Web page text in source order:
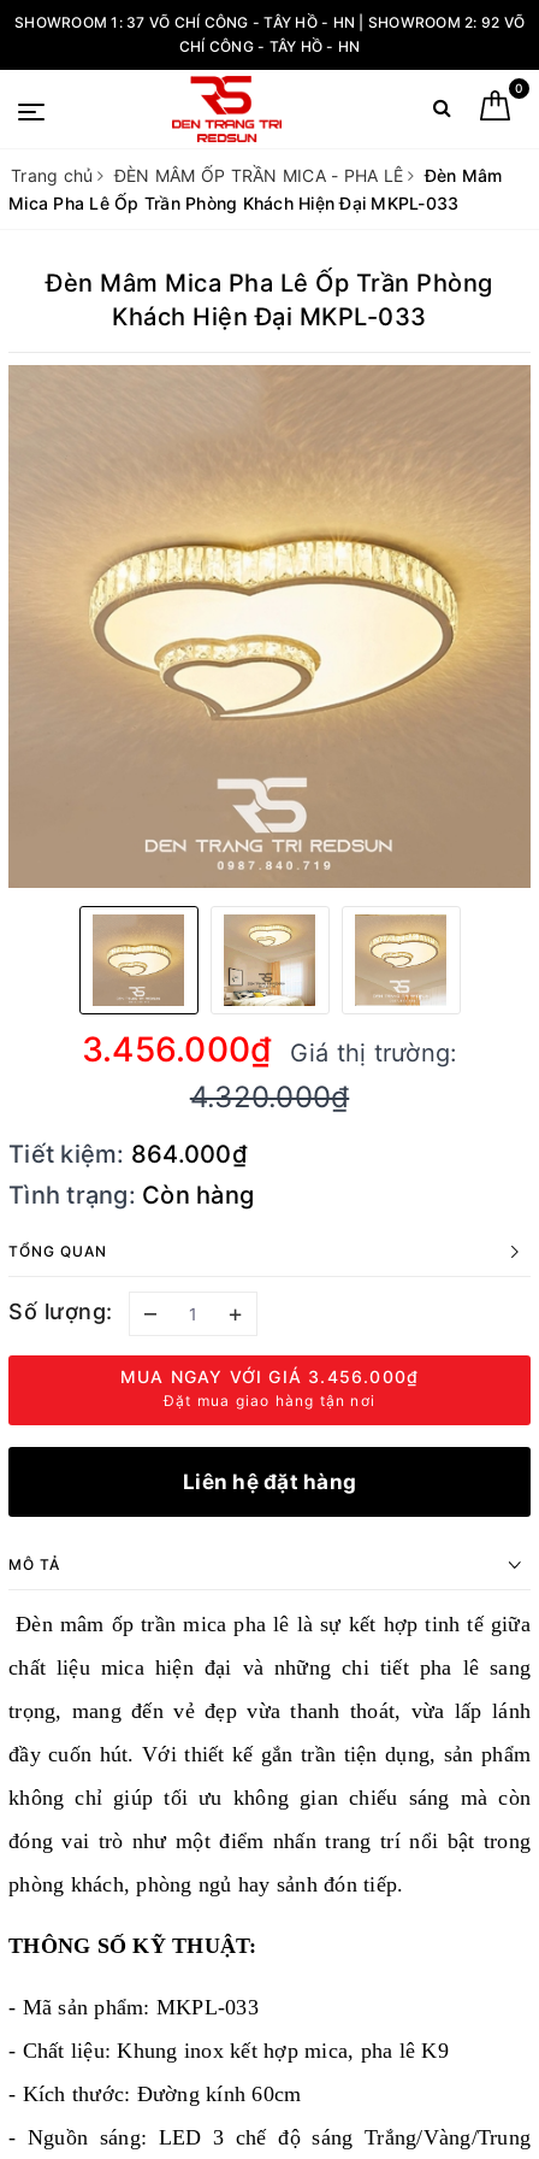
SHOWROOM 1: 37 VÕ CHÍ CÔNG - TÂY HỒ - HN | SHOWROOM 2: 92 VÕ
CHÍ CÔNG - TÂY HỒ - HN
0
Trang chủ ĐÈN MÂM ỐP TRẦN MICA - PHA LÊ
Đèn Mâm
Mica Pha Lê Ốp Trần Phòng Khách Hiện Đại MKPL-033
Đèn Mâm Mica Pha Lê Ốp Trần Phòng
Khách Hiện Đại MKPL-033
3.456.000₫ Giá thị trường:
4.320.000₫
Tiết kiệm: 864.000₫
Tình trạng: Còn hàng
TỔNG QUAN
Số lượng: – +
MUA NGAY VỚI GIÁ 3.456.000₫
Đặt mua giao hàng tận nơi
Liên hệ đặt hàng
MÔ TẢ
Đèn mâm ốp trần mica pha lê là sự kết hợp tinh tế giữa
chất liệu mica hiện đại và những chi tiết pha lê sang
trọng, mang đến vẻ đẹp vừa thanh thoát, vừa lấp lánh
đầy cuốn hút. Với thiết kế gắn trần tiện dụng, sản phẩm
không chỉ giúp tối ưu không gian chiếu sáng mà còn
đóng vai trò như một điểm nhấn trang trí nổi bật trong
phòng khách, phòng ngủ hay sảnh đón tiếp.
THÔNG SỐ KỸ THUẬT:
- Mã sản phẩm: MKPL-033
- Chất liệu: Khung inox kết hợp mica, pha lê K9
- Kích thước: Đường kính 60cm
- Nguồn sáng: LED 3 chế độ sáng Trắng/Vàng/Trung